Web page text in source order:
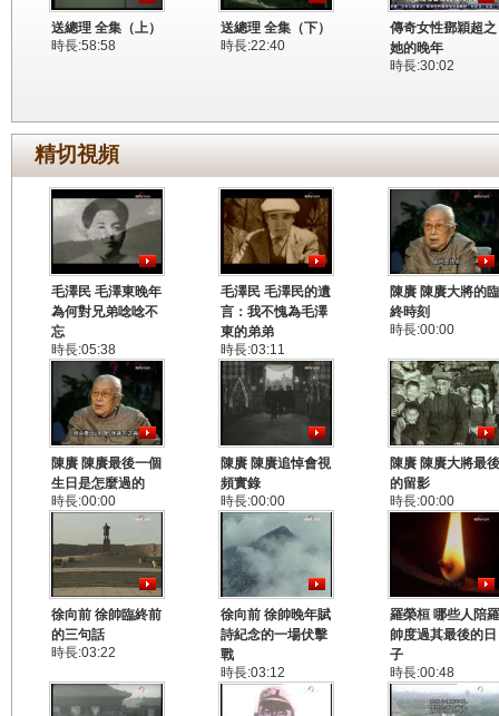
送總理 全集（上）
時長:58:58
送總理 全集（下）
時長:22:40
傳奇女性鄧穎超之
她的晚年
時長:30:02
精切視頻
毛澤民 毛澤東晚年
為何對兄弟唸唸不
忘
時長:05:38
毛澤民 毛澤民的遺
言：我不愧為毛澤
東的弟弟
時長:03:11
陳賡 陳賡大將的臨
終時刻
時長:00:00
陳賡 陳賡最後一個
生日是怎麼過的
時長:00:00
陳賡 陳賡追悼會視
頻實錄
時長:00:00
陳賡 陳賡大將最後
的留影
時長:00:00
徐向前 徐帥臨終前
的三句話
時長:03:22
徐向前 徐帥晚年賦
詩紀念的一場伏擊
戰
時長:03:12
羅榮桓 哪些人陪羅
帥度過其最後的日
子
時長:00:48